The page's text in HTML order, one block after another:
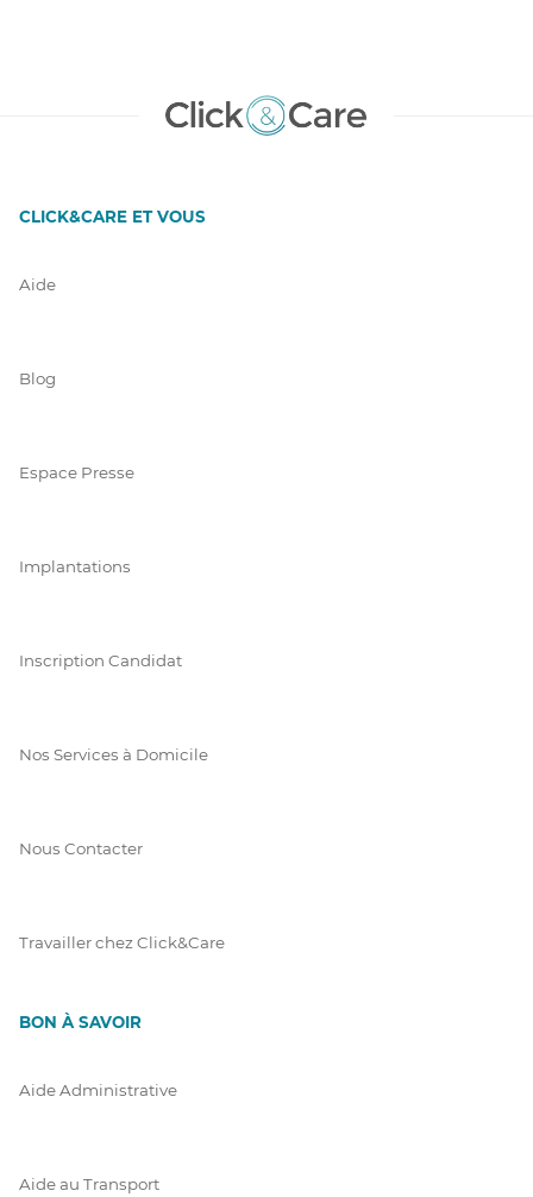
CLICK&CARE ET VOUS
Aide
Blog
Espace Presse
Implantations
Inscription Candidat
Nos Services à Domicile
Nous Contacter
Travailler chez Click&Care
BON À SAVOIR
Aide Administrative
Aide au Transport